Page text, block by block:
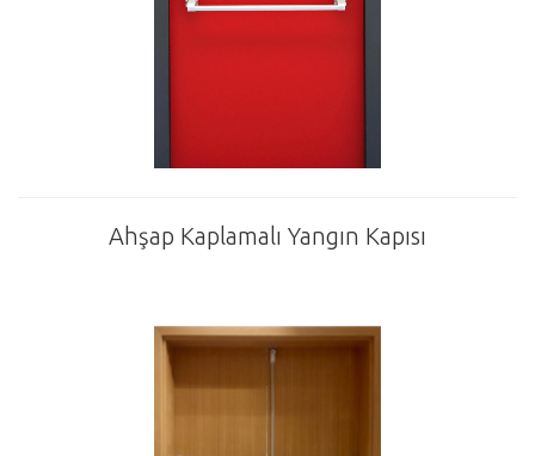
Ahşap Kaplamalı Yangın Kapısı